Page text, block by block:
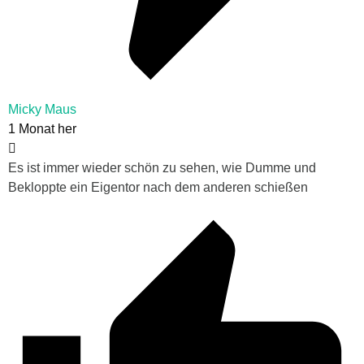
Micky Maus
1 Monat her
Es ist immer wieder schön zu sehen, wie Dumme und
Bekloppte ein Eigentor nach dem anderen schießen